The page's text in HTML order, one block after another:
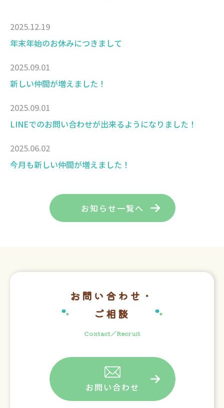
2025.12.19
年末年始のお休みにつきまして
2025.09.01
新しい仲間が増えました！
2025.09.01
LINEでのお問い合わせが出来るようになりました！
2025.06.02
今月も新しい仲間が増えました！
お知らせ一覧へ
お問い合わせ・
ご相談
Contact／Recruit
お問い合わせ